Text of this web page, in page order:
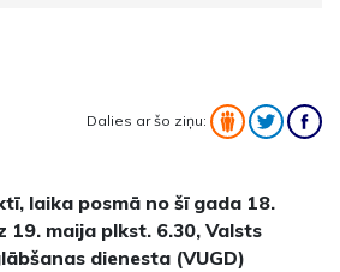
Dalies ar šo ziņu:
laika posmā no šī gada 18.
19. maija plkst. 6.30, Valsts
dienesta (VUGD)